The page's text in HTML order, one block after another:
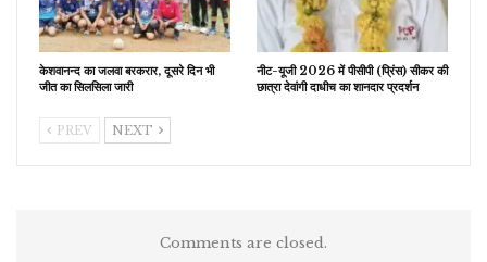
केशवानन्द का जलवा बरकरार, दूसरे दिन भी
जीत का सिलसिला जारी
नीट-यूजी 2026 में पीसीपी (प्रिंस) सीकर की
छात्रा देवांगी दाधीच का शानदार प्रदर्शन
PREV NEXT
Comments are closed.